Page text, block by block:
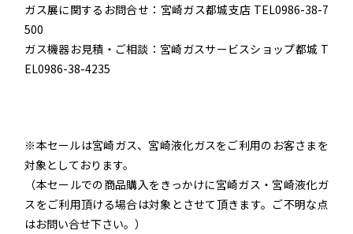
ガス展に関するお問合せ：宮崎ガス都城支店 TEL0986-38-7
500
ガス機器お見積・ご相談：宮崎ガスサービスショップ都城 T
EL0986-38-4235
※本セールは宮崎ガス、宮崎液化ガスをご利用のお客さまを
対象としております。
（本セールでの商品購入をきっかけに宮崎ガス・宮崎液化ガ
スをご利用頂ける場合は対象とさせて頂きます。ご不明な点
はお問い合せ下さい。）